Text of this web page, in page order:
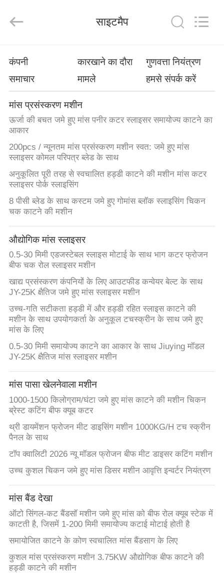
घर
उत्पाद
वी.आर.
शो
हमारे
बारे
कारखाने
का
दौरा
गुणवत्ता
नियंत्रण
हमसे
संपर्क
करें
समाचार
मामले
ब्लॉग
उद्धरण
मांगें
साइटमैप
Machinery
Co.,Ltd.
साइटमैप
कंपनी कारखाने का दौरा
गुणवत्ता नियंत्रण
समाचार
मामले हमसे संपर्क करें
मांस प्रसंस्करण मशीन
ऊर्जा की बचत जमे हुए मांस पनीर कटर स्लाइसर समायोज्य काटने का
आकार
200pcs / न्यूनतम मांस प्रसंस्करण मशीन स्वत: जमे हुए मांस
स्लाइसर कोमल परिपत्र ब्लेड के साथ
अनुकूलित पूरी तरह से स्वचालित हड्डी काटने की मशीन मांस कटर
स्लाइसर पोर्क स्लाइसिंग
8 पीसी ब्लेड के साथ कस्टम जमे हुए गोमांस ब्लॉक स्लाइसिंग चिकन
चक काटने की मशीन
औद्योगिक मांस स्लाइसर
0.5-30 मिमी एडजस्टेबल स्लाइस मोटाई के साथ भाग कटर फ्रोजन
बीफ चक रोल स्लाइसर मशीन
खाद्य प्रसंस्करण कंपनियों के लिए आउटफीड कन्वेयर बेल्ट के साथ
JY-25K क्षैतिज जमे हुए मांस स्लाइसर मशीन
उच्च-गति सटीकता हड्डी में और हड्डी रहित स्लाइस काटने की
मशीन के साथ उपयोगकर्ता के अनुकूल टचस्क्रीन के साथ जमे हुए
मांस के लिए
0.5-30 मिमी समायोज्य काटने का आकार के साथ Jiuying मॉडल
JY-25K क्षैतिज मांस स्लाइसर मशीन
मांस पासा खेलनेवाला मशीन
1000-1500 किलोग्राम/घंटा जमे हुए मांस काटने की मशीन चिकन
ब्रेस्ट कटिंग बीफ क्यूब कटर
थ्री डायमेंशन फ्रोजन मीट डाइसिंग मशीन 1000KG/H टच स्क्रीन
पैनल के साथ
टॉप क्वालिटी 2026 न्यू मॉडल फ्रोजन बीफ मीट डाइसर कटिंग मशीन
उच्च कुशल चिकन जमे हुए मांस डिसर मशीन आवृत्ति इन्वर्टर नियंत्रण
मांस बैंड देखा
ऑटो सिंगल-कट बैंडसॉ मशीन जमे हुए मांस को बीफ रोल क्यूब स्टेक में
काटती है, जिसमें 1-200 मिमी समायोज्य कटाई मोटाई होती है
समायोजित काटने के कोण स्वचालित मांस बैंडसाग के लिए
कुशल मांस प्रसंस्करण मशीन 3.75KW औद्योगिक बीफ काटने की
हड्डी काटने की मशीन